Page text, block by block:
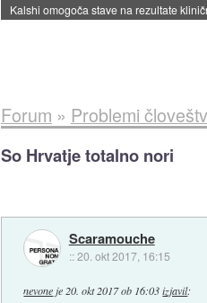
Kalshi omogoča stave na rezultate
Forum » Problemi
So Hrvatje totalno nori
Scaramouche
::20. okt 2017, 16:15
nevone je 20. okt 2017 ob 16:03 izjavil: